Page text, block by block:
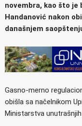
novembra, kao što je
Handanović nakon
današnjem
Gasno-merno
obišla sa načelnikom
Ministarstva